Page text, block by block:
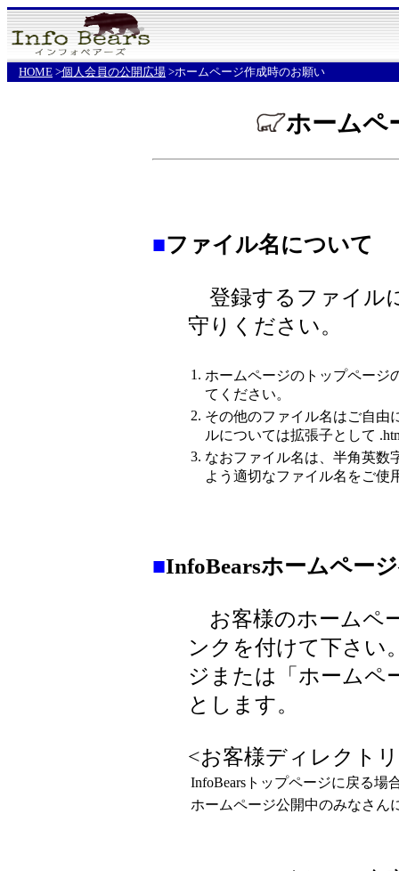
HOME >個人会員の公開広場 >ホームページ作成時のお願い
ホームペ
■ファイル名について
登録するファイル
守りください。
1. ホームページのトップページ
てください。
2. その他のファイル名はご自由
ルについては拡張子として
3. なおファイル名は、半角英数
よう適切なファイル名をご使
■InfoBearsホームペー
お客様のホームペ
ンクを付けて下さい
ジまたは「ホームペ
とします。
<お客様ディレクト
InfoBearsトップページに戻る場
ホームページ公開中のみなさん